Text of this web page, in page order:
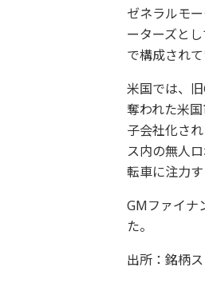
ゼネラルモ
ーターズと
で構成され
米国では、
奪われた米
子会社化さ
ス内の無人
転車に注力す
GMファイナ
た。
出所：銘柄